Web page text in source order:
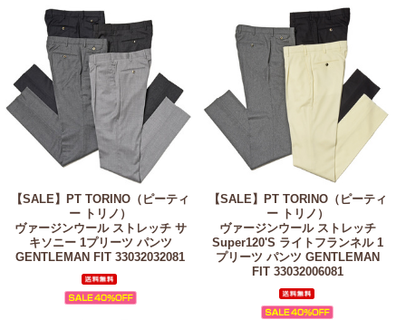
【SALE】
PT TORINO（ピーティ
ー トリノ）
ヴァージンウール ストレッチ サ
キソニー 1プリーツ パンツ
GENTLEMAN FIT 33032032081
【SALE】
PT TORINO（ピーティ
ー トリノ）
ヴァージンウール ストレッチ
Super120'S ライトフランネル 1
プリーツ パンツ GENTLEMAN
FIT 33032006081